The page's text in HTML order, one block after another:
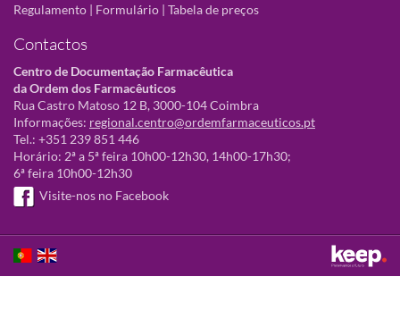
Regulamento | Formulário | Tabela de preços
Contactos
Centro de Documentação Farmacêutica
da Ordem dos Farmacêuticos
Rua Castro Matoso 12 B, 3000-104 Coimbra
Informações: regional.centro@ordemfarmaceuticos.pt
Tel.: +351 239 851 446
Horário: 2ª a 5ª feira 10h00-12h30, 14h00-17h30;
6ª feira 10h00-12h30
Visite-nos no Facebook